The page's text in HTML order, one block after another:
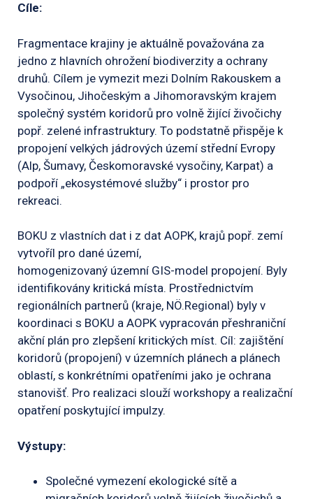
Cíle:
Fragmentace krajiny je aktuálně považována za
jedno z hlavních ohrožení biodiverzity a ochrany
druhů. Cílem je vymezit mezi Dolním Rakouskem a
Vysočinou, Jihočeským a Jihomoravským krajem
společný systém koridorů pro volně žijící živočichy
popř. zelené infrastruktury. To podstatně přispěje k
propojení velkých jádrových území střední Evropy
(Alp, Šumavy, Českomoravské vysočiny, Karpat) a
podpoří „ekosystémové služby“ i prostor pro
rekreaci.
BOKU z vlastních dat i z dat AOPK, krajů popř. zemí
vytvoříl pro dané území,
homogenizovaný územní GIS-model propojení. Byly
identifikovány kritická místa. Prostřednictvím
regionálních partnerů (kraje, NÖ.Regional) byly v
koordinaci s BOKU a AOPK vypracován přeshraniční
akční plán pro zlepšení kritických míst. Cíl: zajištění
koridorů (propojení) v územních plánech a plánech
oblastí, s konkrétními opatřeními jako je ochrana
stanovišť. Pro realizaci slouží workshopy a realizační
opatření poskytující impulzy.
Výstupy:
Společné vymezení ekologické sítě a